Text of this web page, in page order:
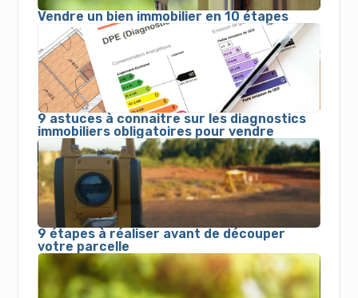
Vendre un bien immobilier en 10 étapes
9 astuces à connaitre sur les diagnostics
immobiliers obligatoires pour vendre
9 étapes à réaliser avant de découper
votre parcelle